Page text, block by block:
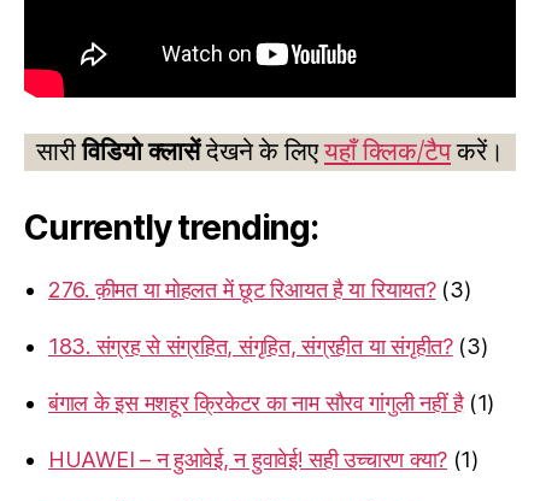
सारीविडियो क्लासेंदेखने के लिएयहाँ क्लिक/टैपकरें।
Currently trending:
276. क़ीमत या मोहलत में छूट रिआयत है या रियायत? (3)
183. संग्रह से संग्रहित, संगृहित, संग्रहीत या संगृहीत? (3)
बंगाल के इस मशहूर क्रिकेटर का नाम सौरव गांगुली नहीं है (1)
HUAWEI – न हुआवेई, न हुवावेई! सही उच्चारण क्या? (1)